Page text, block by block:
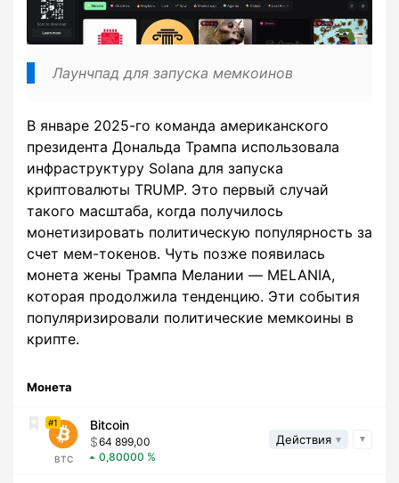
Лаунчпад для запуска мемкоинов
В январе 2025-го команда американского
президента Дональда Трампа использовала
инфраструктуру Solana для запуска
криптовалюты TRUMP. Это первый случай
такого масштаба, когда получилось
монетизировать политическую популярность за
счет мем-токенов. Чуть позже появилась
монета жены Трампа Мелании — MELANIA,
которая продолжила тенденцию. Эти события
популяризировали политические мемкоины в
крипте.
Монета
1
BTC
Bitcoin
64 899,00
0,80000
Действия